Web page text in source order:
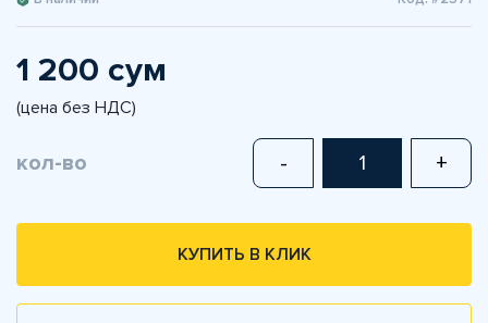
1 200 сум
(цена без НДС)
кол-во - +
КУПИТЬ В КЛИК